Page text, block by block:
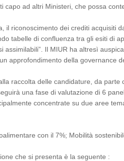
ad altri Ministeri, che possa
riconoscimento dei crediti acquisiti
tabelle di confluenza tra gli esiti di
Il MIUR ha altresì
approfondimento della governance
raccolta delle candidature, da
una fase di valutazione di 6
concentrate su due aree
con il 7%; Mobilità
che si presenta è la seguente :